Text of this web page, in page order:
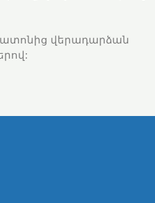
վերադարձան